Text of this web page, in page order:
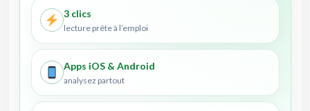
3 clics
lecture prête à l’emploi
Apps iOS & Android
analysez partout